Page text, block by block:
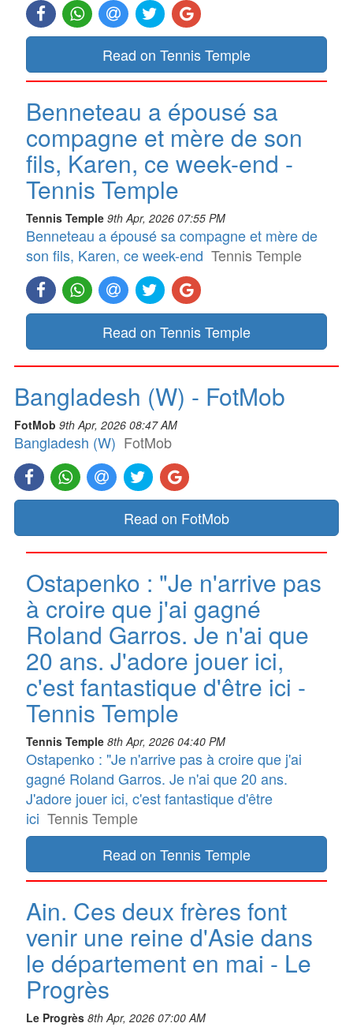
Read on Tennis Temple
Benneteau a épousé sa
compagne et mère de son
fils, Karen, ce week-end -
Tennis Temple
Tennis Temple 9th Apr, 2026 07:55 PM
Benneteau a épousé sa compagne et mère de
son fils, Karen, ce week-end Tennis Temple
Read on Tennis Temple
Bangladesh (W) - FotMob
FotMob 9th Apr, 2026 08:47 AM
Bangladesh (W) FotMob
Read on FotMob
Ostapenko : "Je n'arrive pas
à croire que j'ai gagné
Roland Garros. Je n'ai que
20 ans. J'adore jouer ici,
c'est fantastique d'être ici -
Tennis Temple
Tennis Temple 8th Apr, 2026 04:40 PM
Ostapenko : "Je n'arrive pas à croire que j'ai
gagné Roland Garros. Je n'ai que 20 ans.
J'adore jouer ici, c'est fantastique d'être
ici Tennis Temple
Read on Tennis Temple
Ain. Ces deux frères font
venir une reine d'Asie dans
le département en mai - Le
Progrès
Le Progrès 8th Apr, 2026 07:00 AM